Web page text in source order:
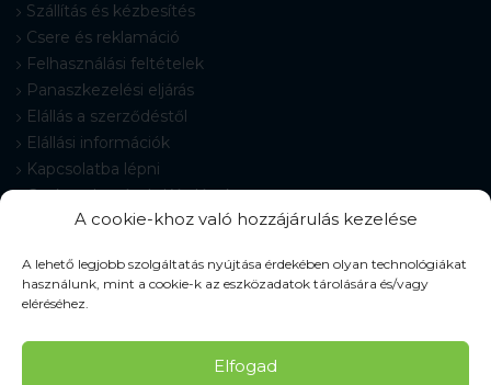
A cookie-khoz való hozzájárulás kezelése
A lehető legjobb szolgáltatás nyújtása érdekében olyan technológiákat
használunk, mint a cookie-k az eszközadatok tárolására és/vagy
eléréséhez.
Elfogad
Szállítás és kézbesítés
Csere és reklamáció
Felhasználási feltételek
Panaszkezelési eljárás
Elállás a szerződéstől
Elállási információk
Kapcsolatba lépni
Gyakran Ismételt Kérdések
Cookie-beállítások